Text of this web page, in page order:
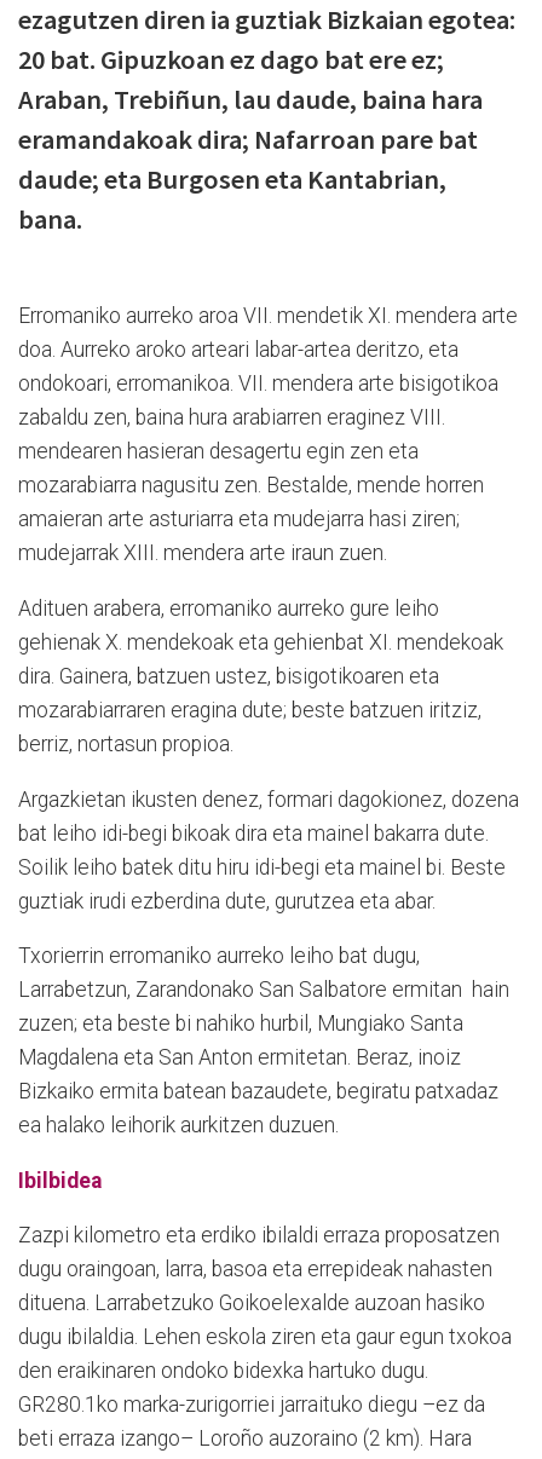
ezagutzen diren ia guztiak Bizkaian egotea:
20 bat. Gipuzkoan ez dago bat ere ez;
Araban, Trebiñun, lau daude, baina hara
eramandakoak dira; Nafarroan pare bat
daude; eta Burgosen eta Kantabrian,
bana.
Erromaniko aurreko aroa VII. mendetik XI. mendera arte
doa. Aurreko aroko arteari labar-artea deritzo, eta
ondokoari, erromanikoa. VII. mendera arte bisigotikoa
zabaldu zen, baina hura arabiarren eraginez VIII.
mendearen hasieran desagertu egin zen eta
mozarabiarra nagusitu zen. Bestalde, mende horren
amaieran arte asturiarra eta mudejarra hasi ziren;
mudejarrak XIII. mendera arte iraun zuen.
Adituen arabera, erromaniko aurreko gure leiho
gehienak X. mendekoak eta gehienbat XI. mendekoak
dira. Gainera, batzuen ustez, bisigotikoaren eta
mozarabiarraren eragina dute; beste batzuen iritziz,
berriz, nortasun propioa.
Argazkietan ikusten denez, formari dagokionez, dozena
bat leiho idi-begi bikoak dira eta mainel bakarra dute.
Soilik leiho batek ditu hiru idi-begi eta mainel bi. Beste
guztiak irudi ezberdina dute, gurutzea eta abar.
Txorierrin erromaniko aurreko leiho bat dugu,
Larrabetzun, Zarandonako San Salbatore ermitan hain
zuzen; eta beste bi nahiko hurbil, Mungiako Santa
Magdalena eta San Anton ermitetan. Beraz, inoiz
Bizkaiko ermita batean bazaudete, begiratu patxadaz
ea halako leihorik aurkitzen duzuen.
Ibilbidea
Zazpi kilometro eta erdiko ibilaldi erraza proposatzen
dugu oraingoan, larra, basoa eta errepideak nahasten
dituena. Larrabetzuko Goikoelexalde auzoan hasiko
dugu ibilaldia. Lehen eskola ziren eta gaur egun txokoa
den eraikinaren ondoko bidexka hartuko dugu.
GR280.1ko marka-zurigorriei jarraituko diegu –ez da
beti erraza izango– Loroño auzoraino (2 km). Hara